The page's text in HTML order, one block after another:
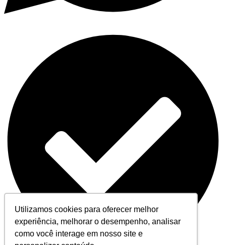
Utilizamos cookies para oferecer melhor
experiência, melhorar o desempenho, analisar
como você interage em nosso site e